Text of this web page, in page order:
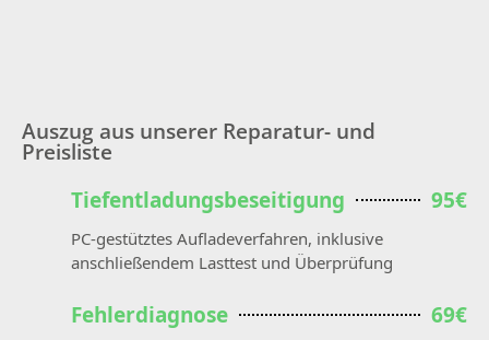
Auszug aus unserer Reparatur- und
Preisliste
Tiefentladungsbeseitigung
95€
PC-gestütztes Aufladeverfahren, inklusive
anschließendem Lasttest und Überprüfung
Fehlerdiagnose 69€